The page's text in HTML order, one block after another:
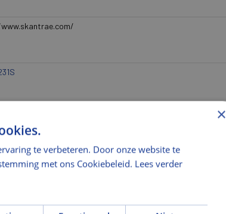
×
te verbeteren. Door onze website te
met ons Cookiebeleid. Lees verder